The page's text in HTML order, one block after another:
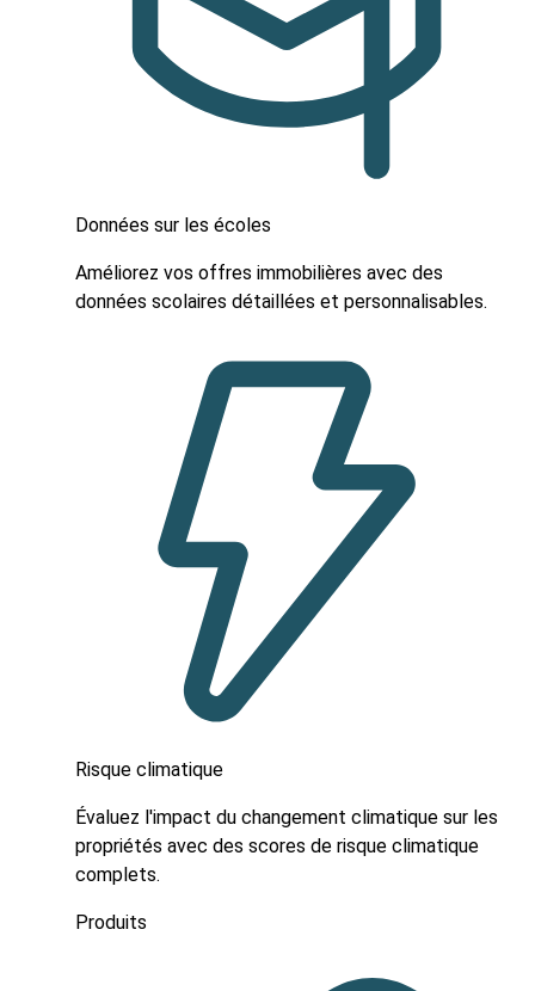
Données sur les écoles
Améliorez vos offres immobilières avec des
données scolaires détaillées et personnalisables.
Risque climatique
Évaluez l'impact du changement climatique sur les
propriétés avec des scores de risque climatique
complets.
Produits